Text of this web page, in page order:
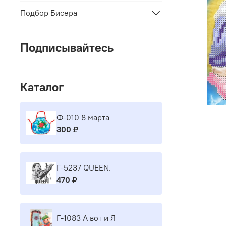
Подбор Бисера
Подписывайтесь
Каталог
Ф-010 8 марта
300 ₽
Г-5237 QUEEN.
470 ₽
Г-1083 А вот и Я